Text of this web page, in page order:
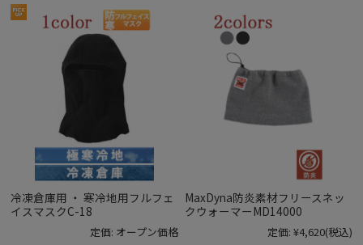
冷凍倉庫用 ・ 寒冷地用フルフェ
イスマスクC-18
定価: オープン価格
MaxDyna防炎素材フリースネッ
クウォーマーMD14000
定価: ¥4,620(税込)